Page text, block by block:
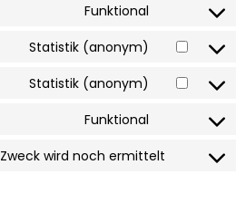
Funktional
Statistik (anonym)
Statistik (anonym)
Funktional
Zweck wird noch ermittelt